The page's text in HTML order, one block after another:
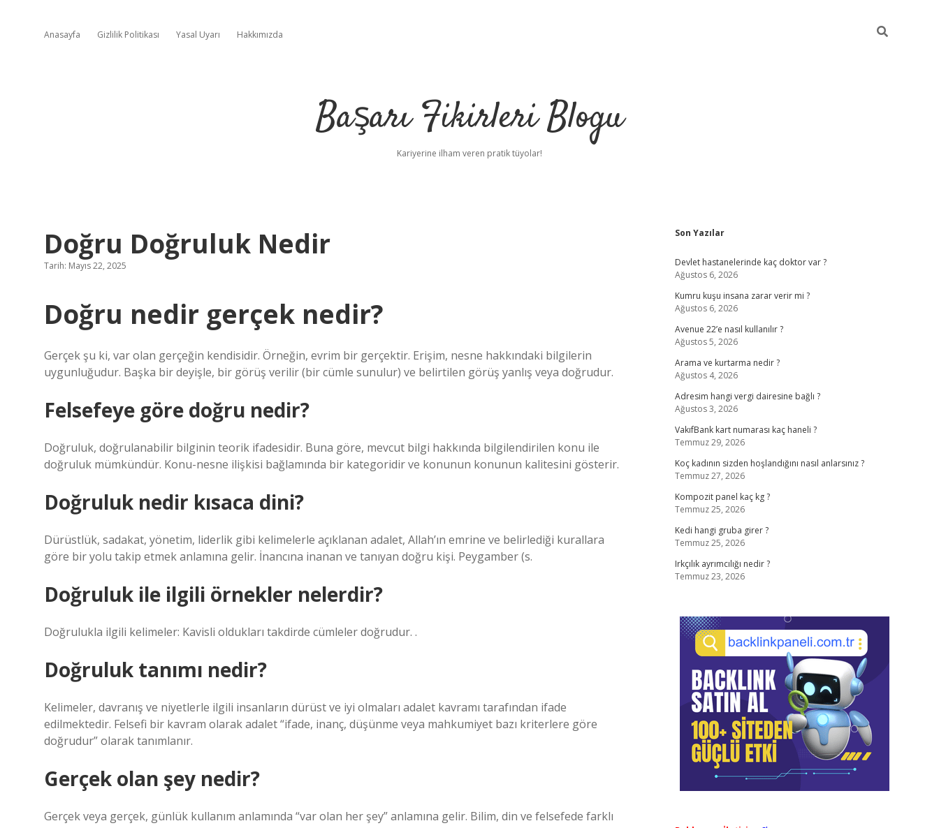
Anasayfa Gizlilik Politikası Yasal Uyarı Hakkımızda
Başarı Fikirleri Blogu
Kariyerine ilham veren pratik tüyolar!
Doğru Doğruluk Nedir
Tarih: Mayıs 22, 2025
Doğru nedir gerçek nedir?
Gerçek şu ki, var olan gerçeğin kendisidir. Örneğin, evrim bir gerçektir. Erişim, nesne hakkındaki bilgilerin
uygunluğudur. Başka bir deyişle, bir görüş verilir (bir cümle sunulur) ve belirtilen görüş yanlış veya doğrudur.
Felsefeye göre doğru nedir?
Doğruluk, doğrulanabilir bilginin teorik ifadesidir. Buna göre, mevcut bilgi hakkında bilgilendirilen konu ile
doğruluk mümkündür. Konu-nesne ilişkisi bağlamında bir kategoridir ve konunun konunun kalitesini gösterir.
Doğruluk nedir kısaca dini?
Dürüstlük, sadakat, yönetim, liderlik gibi kelimelerle açıklanan adalet, Allah’ın emrine ve belirlediği kurallara
göre bir yolu takip etmek anlamına gelir. İnancına inanan ve tanıyan doğru kişi. Peygamber (s.
Doğruluk ile ilgili örnekler nelerdir?
Doğrulukla ilgili kelimeler: Kavisli oldukları takdirde cümleler doğrudur. .
Doğruluk tanımı nedir?
Kelimeler, davranış ve niyetlerle ilgili insanların dürüst ve iyi olmaları adalet kavramı tarafından ifade
edilmektedir. Felsefi bir kavram olarak adalet “ifade, inanç, düşünme veya mahkumiyet bazı kriterlere göre
doğrudur” olarak tanımlanır.
Gerçek olan şey nedir?
Gerçek veya gerçek, günlük kullanım anlamında “var olan her şey” anlamına gelir. Bilim, din ve felsefede farklı
Sidebar
Son Yazılar
Devlet hastanelerinde kaç doktor var ?
Ağustos 6, 2026
Kumru kuşu insana zarar verir mi ?
Ağustos 6, 2026
Avenue 22’e nasıl kullanılır ?
Ağustos 5, 2026
Arama ve kurtarma nedir ?
Ağustos 4, 2026
Adresim hangi vergi dairesine bağlı ?
Ağustos 3, 2026
VakıfBank kart numarası kaç haneli ?
Temmuz 29, 2026
Koç kadının sizden hoşlandığını nasıl anlarsınız ?
Temmuz 27, 2026
Kompozit panel kaç kg ?
Temmuz 25, 2026
Kedi hangi gruba girer ?
Temmuz 25, 2026
Irkçılık ayrımcılığı nedir ?
Temmuz 23, 2026